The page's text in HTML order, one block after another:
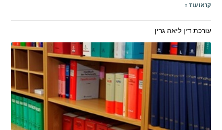
עוד »
דין ליאה גרין